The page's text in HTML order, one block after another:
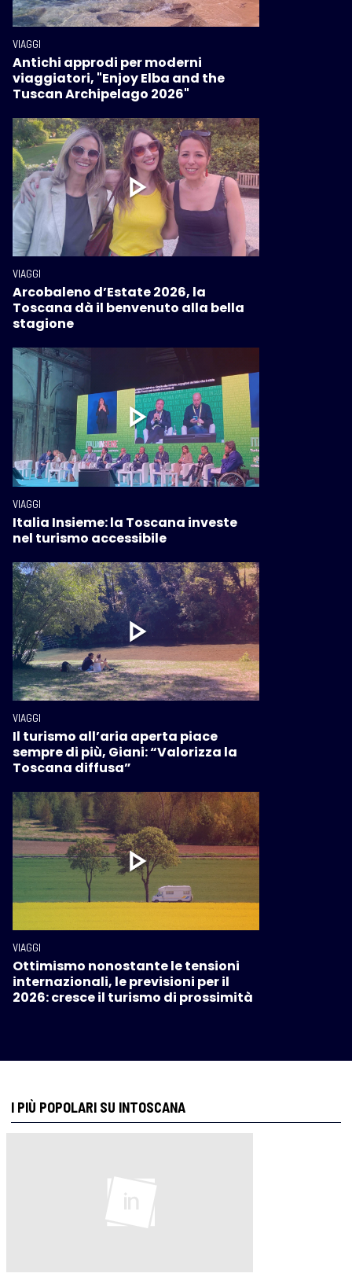
VIAGGI
Antichi approdi per moderni
viaggiatori, "Enjoy Elba and the
Tuscan Archipelago 2026"
VIAGGI
Arcobaleno d’Estate 2026, la
Toscana dà il benvenuto alla bella
stagione
VIAGGI
Italia Insieme: la Toscana investe
nel turismo accessibile
VIAGGI
Il turismo all’aria aperta piace
sempre di più, Giani: “Valorizza la
Toscana diffusa”
VIAGGI
Ottimismo nonostante le tensioni
internazionali, le previsioni per il
2026: cresce il turismo di prossimità
I PIÙ POPOLARI SU INTOSCANA